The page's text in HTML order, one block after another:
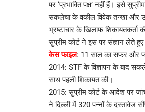
पर ‘प्रभावित पक्ष’ नहीं हैं। इसे
सकलेचा के वकील विवेक तन्खा और
भ्रष्टाचार के खिलाफ शिकायतकर्ता
सुप्रीम कोर्ट ने इस पर संज्ञान लेते
केस फाइल: 11 साल का सफर और
2014: STF के विज्ञापन के बाद
साथ पहली शिकायत की।
2015: सुप्रीम कोर्ट के आदेश पर
ने दिल्ली में 320 पन्नों के दस्तावेज